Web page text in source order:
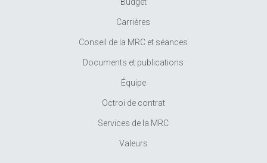
Carrières
Conseil de la MRC et séances
Documents et publications
Équipe
Octroi de contrat
Services de la MRC
Valeurs